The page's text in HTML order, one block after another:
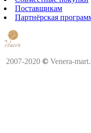
Поставщикам
Партнёрская
2007-2020 © Venera-